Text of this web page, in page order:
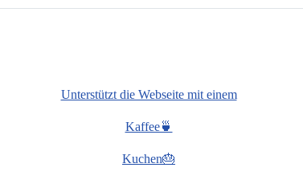
Unterstützt die Webseite mit einem
Kaffee🍵
Kuchen🎂